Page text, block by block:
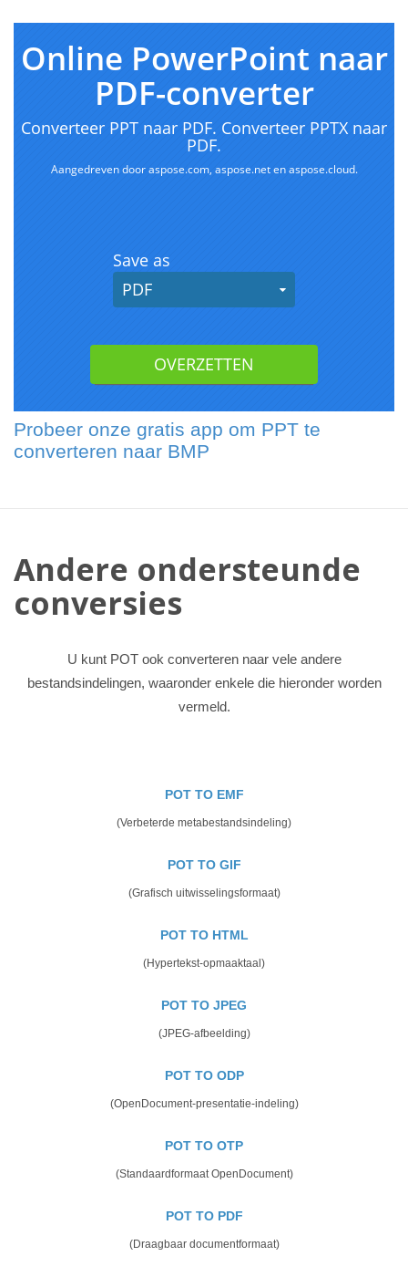
Probeer onze gratis app om PPT te
converteren naar BMP
Andere ondersteunde
conversies
U kunt POT ook converteren naar vele andere
bestandsindelingen, waaronder enkele die hieronder worden
vermeld.
POT TO EMF
(Verbeterde metabestandsindeling)
POT TO GIF
(Grafisch uitwisselingsformaat)
POT TO HTML
(Hypertekst-opmaaktaal)
POT TO JPEG
(JPEG-afbeelding)
POT TO ODP
(OpenDocument-presentatie-indeling)
POT TO OTP
(Standaardformaat OpenDocument)
POT TO PDF
(Draagbaar documentformaat)